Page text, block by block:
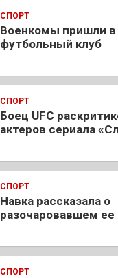
СПОРТ
Военкомы пришли в
футбольный клуб
СПОРТ
Боец UFC
актеров сериала
СПОРТ
Навка рассказала о
разочаровавшем
СПОРТ